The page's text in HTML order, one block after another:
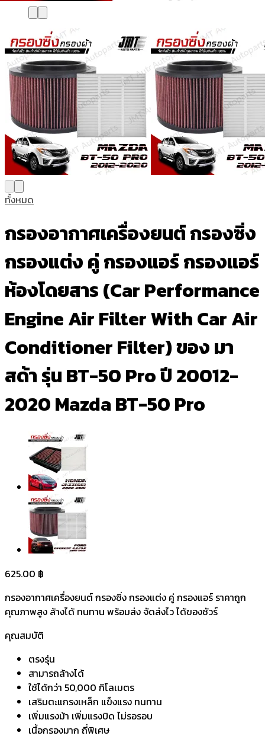
ทั้งหมด
กรองอากาศเครื่องยนต์ กรองซิ่ง
กรองแต่ง คู่ กรองแอร์ กรองแอร์
ห้องโดยสาร (Car Performance
Engine Air Filter With Car Air
Conditioner Filter) ของ มา
สด้า รุ่น BT-50 Pro ปี 20012-
2020 Mazda BT-50 Pro
625.00 ฿
กรองอากาศเครื่องยนต์ กรองซิ่ง กรองแต่ง คู่ กรองแอร์ ราคาถูก
คุณภาพสูง ล้างได้ ทนทาน พร้อมส่ง จัดส่งไว ได้ของชัวร์
คุณสมบัติ
ตรงรุ่น
สามารถล้างได้
ใช้ได้กว่า 50,000 กิโลเมตร
เสริมตะแกรงเหล็ก แข็งแรง ทนทาน
เพิ่มแรงม้า เพิ่มแรงบิด ไม่รอรอบ
เนื้อกรองมาก ถี่พิเศษ